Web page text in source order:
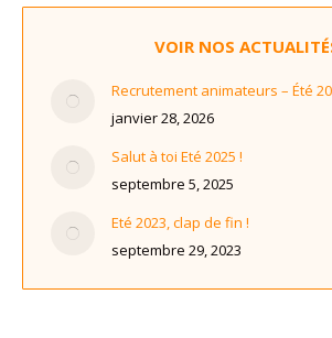
VOIR NOS
Recrutement animateurs – Été
janvier 28, 2026
Salut à toi Eté 2025 !
septembre 5, 2025
Eté 2023, clap de fin !
septembre 29, 2023